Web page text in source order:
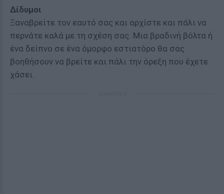
Δίδυμοι
Ξαναβρείτε τον εαυτό σας και αρχίστε και πάλι να
περνάτε καλά με τη σχέση σας. Μια βραδινή βόλτα ή
ένα δείπνο σε ένα όμορφο εστιατόρο θα σας
βοηθήσουν να βρείτε και πάλι την όρεξη που έχετε
χάσει.